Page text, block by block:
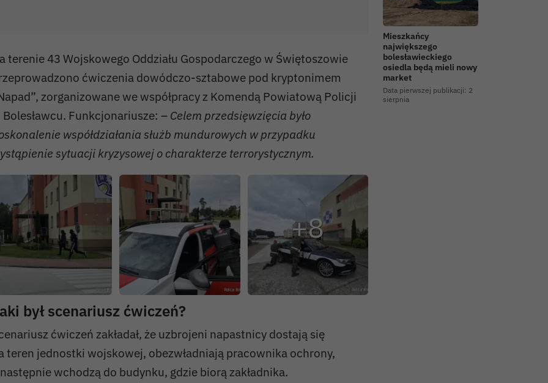
terenie 43 Wojskowego Oddziału Gospodarczego w Świętoszowie
ćwiczenia dowódczo-sztabowe pod kryptonimem
zorganizowane we współpracy z Komendą Powiatową Policji
Bolesławcu. Funkcjonariusze: – Celem przedsięwzięcia było
współdziałania służb mundurowych w przypadku
sytuacji kryzysowej o charakterze terrorystycznym.
był scenariusz ćwiczeń?
ćwiczeń zakładał, że uzbrojeni napastnicy dostają się
teren jednostki wojskowej, obezwładniają pracownika ochrony,
wchodzą do budynku, gdzie biorą zakładnika.
Mieszkańcy
największego
bolesławieckiego
osiedla będą mieli nowy
market
Data pierwszej publikacji: 2
sierpnia